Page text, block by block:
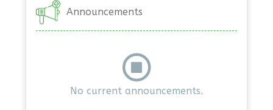
Announcements
No current announcements.